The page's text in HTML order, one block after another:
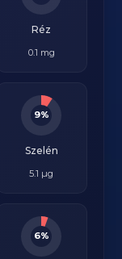
Réz
0.1 mg
9%
Szelén
5.1 µg
6%